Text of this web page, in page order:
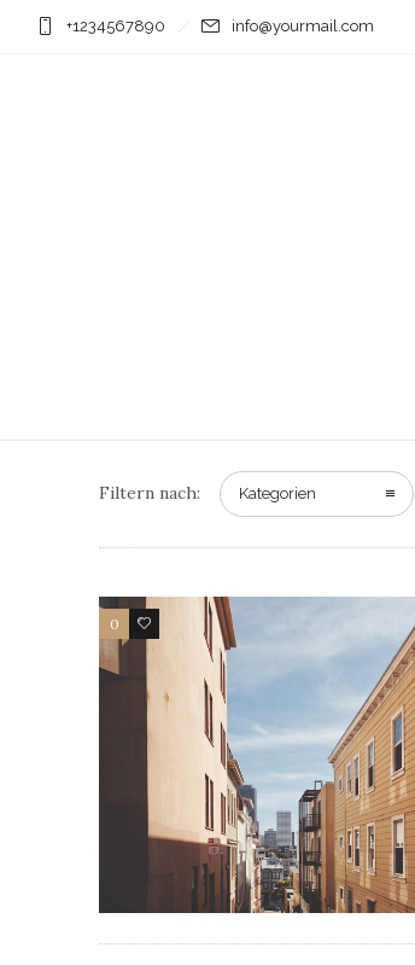
+1234567890 info@yourmail.com
Filtern nach: Kategorien
0 1